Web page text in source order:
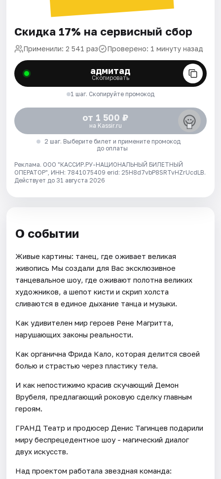
Скидка 17% на сервисный сбор
Применили: 2 541 раз Проверено: 1 минуту назад
адмитад
Скопировать
1 шаг. Скопируйте промокод
от 1 500 ₽
на Kassir.ru
2 шаг. Выберите билет и примените промокод
до оплаты
Реклама. ООО "КАССИР.РУ-НАЦИОНАЛЬНЫЙ БИЛЕТНЫЙ
ОПЕРАТОР", ИНН: 7841075409 erid: 25H8d7vbP8SRTvHZrUcdLB.
Действует до 31 августа 2026
О событии
Живые картины: танец, где оживает великая
живопись Мы создали для Вас эксклюзивное
танцевальное шоу, где оживают полотна великих
художников, а шепот кисти и скрип холста
сливаются в единое дыхание танца и музыки.
Как удивителен мир героев Рене Магритта,
нарушающих законы реальности.
Как органична Фрида Кало, которая делится своей
болью и страстью через пластику тела.
И как непостижимо красив скучающий Демон
Врубеля, предлагающий роковую сделку главным
героям.
ГРАНД Театр и продюсер Денис Тагинцев подарили
миру беспрецедентное шоу - магический диалог
двух искусств.
Над проектом работала звездная команда: